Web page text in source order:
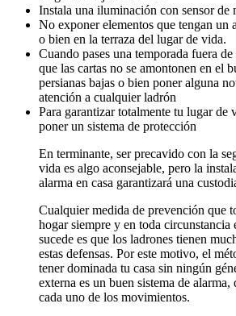
Instala una iluminación con sensor de
No exponer elementos que tengan un
o bien en la terraza del lugar de vida.
Cuando pases una temporada fuera
que las cartas no se amontonen en el
persianas bajas o bien poner alguna
atención a cualquier ladrón
Para garantizar totalmente tu lugar de
poner un sistema de protección
En terminante, ser precavido con la
vida es algo aconsejable, pero la
alarma en casa garantizará una
Cualquier medida de prevención que
hogar siempre y en toda circunstancia
sucede es que los ladrones tienen
estas defensas. Por este motivo, el
tener dominada tu casa sin ningún
externa es un buen sistema de
cada uno de los movimientos.